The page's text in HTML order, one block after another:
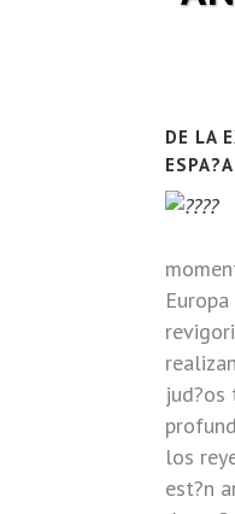
DE LA
jud?os
los
est?n